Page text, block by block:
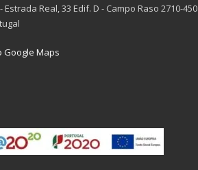
Estrada Real, 33 Edif. D - Campo Raso 2710-450
Google Maps